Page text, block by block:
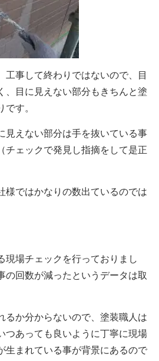
工事して終わりではないので、目
、目に見えない部分もきちんと塗
です。
見えない部分は手を抜いている事
チェックで発見し指摘をして是正
様ではかなりの数出ているのでは
現場チェックを行っておりまし
の回数が減ったというデータは取
るか分からないので、塗装職人は
つあっても良いように丁寧に現場
生まれている事が背景にあるので